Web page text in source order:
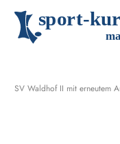
sport-ku
m
SV Waldhof II mit erneutem